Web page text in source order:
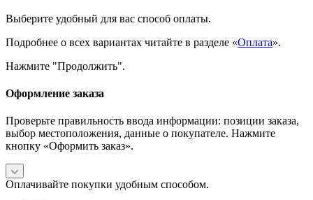
Выберите удобный для вас способ оплаты.
Подробнее о всех вариантах читайте в разделе «Оплата».
Нажмите "Продолжить".
Оформление заказа
Проверьте правильность ввода информации: позиции заказа,
выбор местоположения, данные о покупателе. Нажмите
кнопку «Оформить заказ».
Оплачивайте покупки удобным способом.